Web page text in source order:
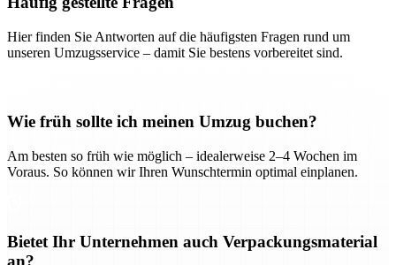
Hier finden Sie Antworten auf die häufigsten Fragen rund um
unseren Umzugsservice – damit Sie bestens vorbereitet sind.
Wie früh sollte ich meinen Umzug buchen?
Am besten so früh wie möglich – idealerweise 2–4 Wochen im
Voraus. So können wir Ihren Wunschtermin optimal einplanen.
Bietet Ihr Unternehmen auch Verpackungsmaterial
an?